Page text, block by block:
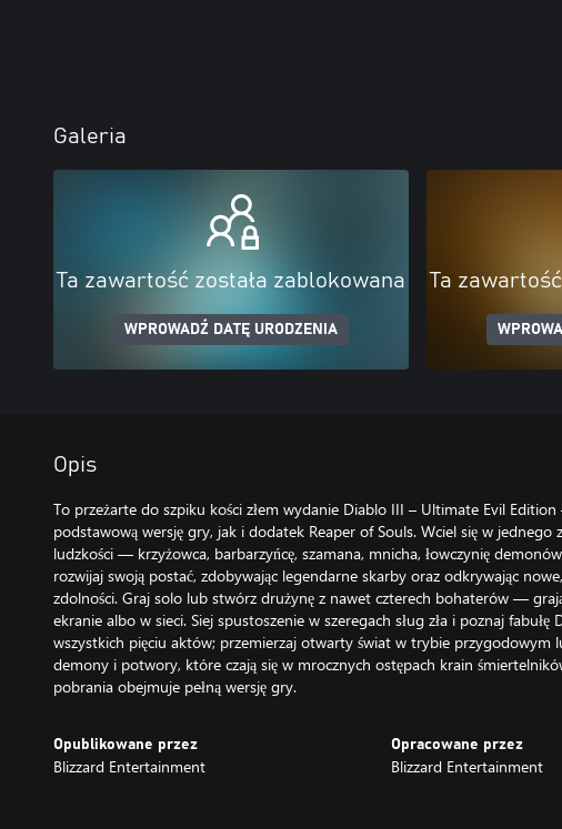
Galeria
Ta zawartość została zablokowana
WPROWADŹ DATĘ URODZENIA
Ta
Opis
To przeżarte do szpiku kości złem wydanie Diablo III – Ultimate Evil
podstawową wersję gry, jak i dodatek Reaper of Souls. Wciel się w
ludzkości — krzyżowca, barbarzyńcę, szamana, mnicha, łowczynię
rozwijaj swoją postać, zdobywając legendarne skarby oraz odkrywając
zdolności. Graj solo lub stwórz drużynę z nawet czterech bohaterów —
ekranie albo w sieci. Siej spustoszenie w szeregach sług zła i poznaj
wszystkich pięciu aktów; przemierzaj otwarty świat w trybie przygodowym
demony i potwory, które czają się w mrocznych ostępach krain
pobrania obejmuje pełną wersję gry.
Opublikowane przez
Blizzard Entertainment
Opracowane przez
Blizzard Entertainment